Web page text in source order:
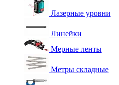
Лазерные уровни
Линейки
Мерные ленты
Метры складные